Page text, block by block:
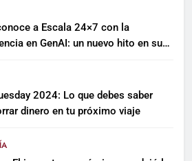
a Escala 24×7 con la
en GenAI: un nuevo hito en su
2024: Lo que debes saber
dinero en tu próximo viaje